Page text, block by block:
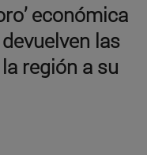
económica
las
región a su